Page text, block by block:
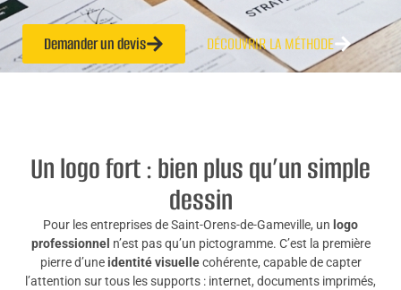
Demander un devis DÉCOUVRIR LA MÉTHODE
Un logo fort : bien plus qu’un simple
dessin
Pour les entreprises de Saint-Orens-de-Gameville, un logo
professionnel n’est pas qu’un pictogramme. C’est la première
pierre d’une identité visuellecohérente, capable de capter
l’attention sur tous les supports : internet, documents imprimés,